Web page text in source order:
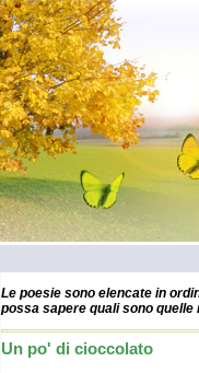
Le poesie sono elencate in
possa sapere quali sono
Un po' di cioccolato